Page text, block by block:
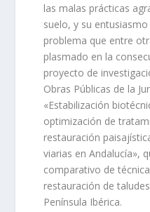
las malas prácticas
suelo, y su
problema que entre
plasmado en la
proyecto de
Obras Públicas de la
«Estabilización
optimización de
restauración
viarias en Andalucía»,
comparativo de
restauración de
Península Ibérica.